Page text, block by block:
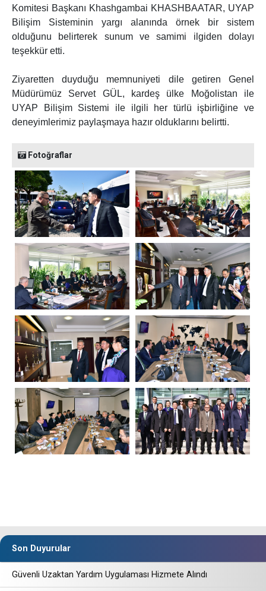
Komitesi Başkanı Khashgambai KHASHBAATAR, UYAP
Bilişim Sisteminin yargı alanında örnek bir sistem
olduğunu belirterek sunum ve samimi ilgiden dolayı
teşekkür etti.
Ziyaretten duyduğu memnuniyeti dile getiren Genel
Müdürümüz Servet GÜL, kardeş ülke Moğolistan ile
UYAP Bilişim Sistemi ile ilgili her türlü işbirliğine ve
deneyimlerimiz paylaşmaya hazır olduklarını belirtti.
Fotoğraflar
Son Duyurular
Güvenli Uzaktan Yardım Uygulaması Hizmete Alındı